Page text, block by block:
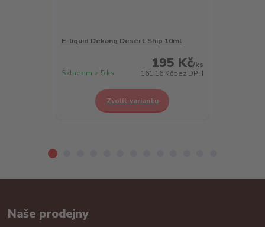
E-liquid Dekang Desert Ship 10ml
195 Kč/ks
161,16 Kčbez DPH
Skladem > 5 ks
Zvolit variantu
Naše prodejny